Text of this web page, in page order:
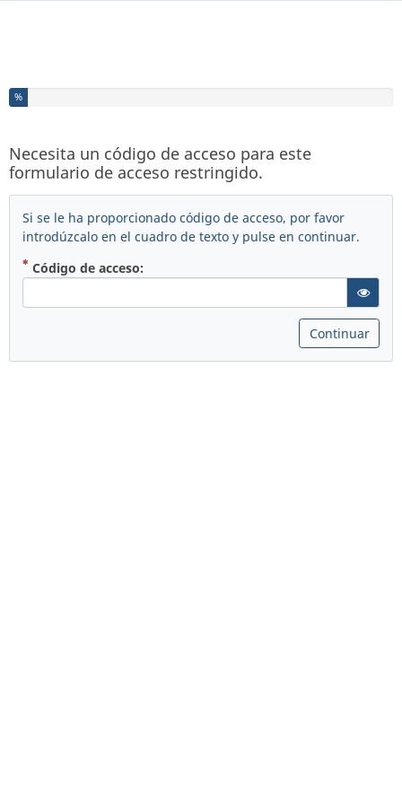
Ha completado el % de este formulario
%
Necesita un código de acceso para este
formulario de acceso restringido.
Si se le ha proporcionado código de acceso, por favor
introdúzcalo en el cuadro de texto y pulse en continuar.
Código de acceso:
Continuar